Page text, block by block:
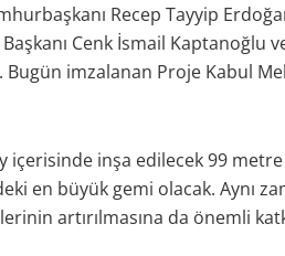
Recep Tayyip
Cenk İsmail Kaptanoğlu
Bugün imzalanan Proje Kabul
içerisinde inşa edilecek 99
en büyük gemi olacak. Aynı
artırılmasına da önemli